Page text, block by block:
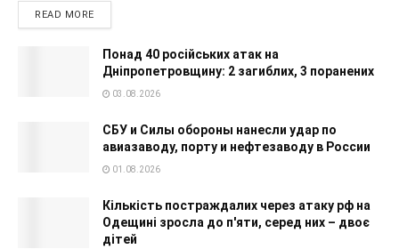
READ MORE
Понад 40 російських атак на
Дніпропетровщину: 2 загиблих, 3 поранених
03.08.2026
СБУ и Силы обороны нанесли удар по
авиазаводу, порту и нефтезаводу в России
01.08.2026
Кількість постраждалих через атаку рф на
Одещині зросла до п'яти, серед них – двоє
дітей